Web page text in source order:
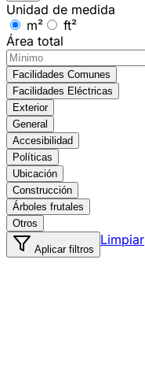
Unidad de medida
m²
ft²
Área total
Facilidades Comunes
Facilidades Eléctricas
Exterior
General
Accesibilidad
Políticas
Ubicación
Construcción
Árboles frutales
Otros
Aplicar filtros
Limpiar